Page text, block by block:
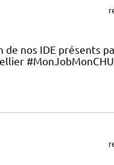
nos IDE présents
#MonJobMonCHU